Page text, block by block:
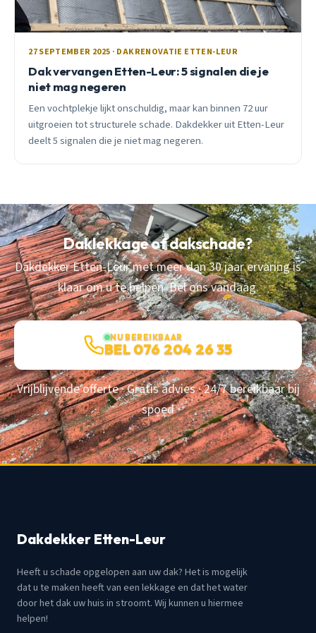
27 SEPTEMBER 2025 · DAKRENOVATIE ETTEN-LEUR
Dak vervangen Etten-Leur: 5 signalen die je
niet mag negeren
Een vochtplekje lijkt onschuldig, maar kan binnen 72 uur
uitgroeien tot structurele schade. Dakdekker uit Etten-Leur
deelt 5 signalen die je niet mag negeren.
Daklekkage of dakschade?
Dakdekker Etten-Leur met meer dan 30 jaar ervaring is
klaar om u te helpen. Bel ons vandaag.
NU BEREIKBAAR
BEL 076 204 26 35
Vrijblijvende offerte · Gratis advies · 24/7 bereikbaar bij
spoed
Dakdekker Etten-Leur
Heeft u schade opgelopen aan uw dak? Het is mogelijk
dat u te maken heeft van een lekkage en dat het water
door het dak uw huis in stroomt. Wij kunnen u hiermee
helpen!